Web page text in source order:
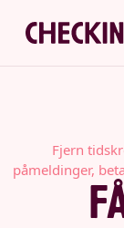
Fjern
påmeldinger,